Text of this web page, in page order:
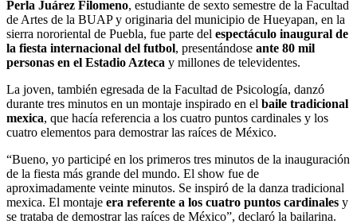
Perla Juárez Filomeno, estudiante de sexto semestre de la Facultad
de Artes de la BUAP y originaria del municipio de Hueyapan, en la
sierra nororiental de Puebla, fue parte del espectáculo inaugural de
la fiesta internacional del futbol, presentándose ante 80 mil
personas en el Estadio Azteca y millones de televidentes.
La joven, también egresada de la Facultad de Psicología, danzó
durante tres minutos en un montaje inspirado en el baile tradicional
mexica, que hacía referencia a los cuatro puntos cardinales y los
cuatro elementos para demostrar las raíces de México.
“Bueno, yo participé en los primeros tres minutos de la inauguración
de la fiesta más grande del mundo. El show fue de
aproximadamente veinte minutos. Se inspiró de la danza tradicional
mexica. El montaje era referente a los cuatro puntos cardinales y
se trataba de demostrar las raíces de México”, declaró la bailarina.